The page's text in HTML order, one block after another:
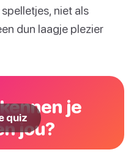
niet als
dun laagje plezier
je
jou?
quiz